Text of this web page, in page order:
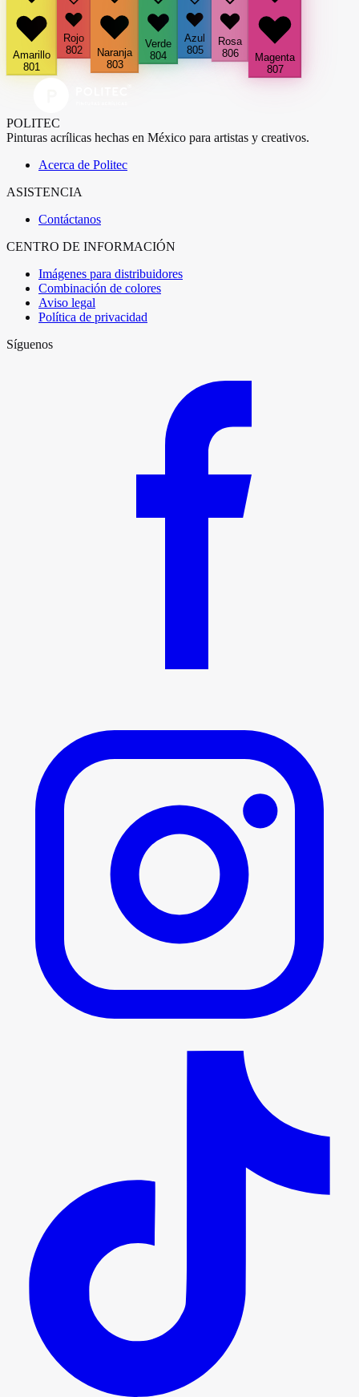
Amarillo
801
Rojo
802
Naranja
803
Verde
804
Azul
805
Rosa
806
Magenta
807
POLITEC
Pinturas acrílicas hechas en México para artistas y creativos.
Acerca de Politec
ASISTENCIA
Contáctanos
CENTRO DE INFORMACIÓN
Imágenes para distribuidores
Combinación de colores
Aviso legal
Política de privacidad
Síguenos